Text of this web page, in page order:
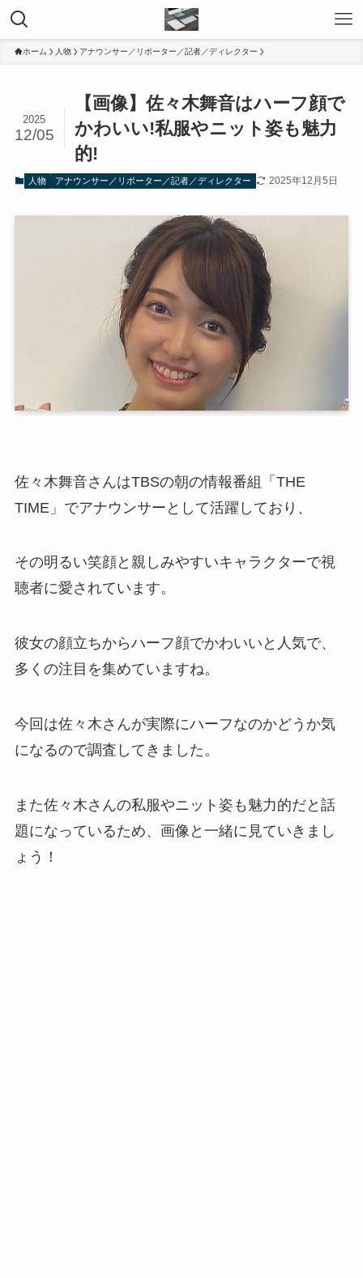
ホーム 人物 アナウンサー／リポーター／記者／ディレクター
【画像】佐々木舞音はハーフ顔で
かわいい!私服やニット姿も魅力
的!
2025
12/05
人物 アナウンサー／リポーター／記者／ディレクター 2025年12月5日
佐々木舞音さんはTBSの朝の情報番組「THE
TIME」でアナウンサーとして活躍しており、
その明るい笑顔と親しみやすいキャラクターで視
聴者に愛されています。
彼女の顔立ちからハーフ顔でかわいいと人気で、
多くの注目を集めていますね。
今回は佐々木さんが実際にハーフなのかどうか気
になるので調査してきました。
また佐々木さんの私服やニット姿も魅力的だと話
題になっているため、画像と一緒に見ていきまし
ょう！